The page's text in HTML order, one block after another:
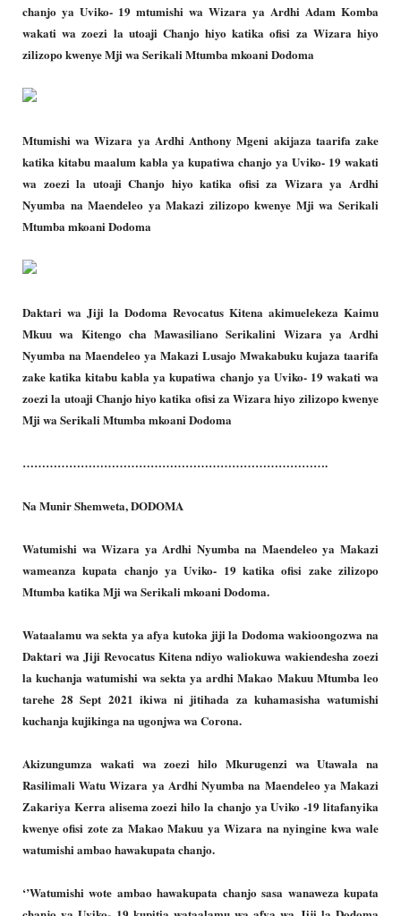
chanjo ya Uviko- 19 mtumishi wa Wizara ya Ardhi Adam Komba
wakati wa zoezi la utoaji Chanjo hiyo katika ofisi za Wizara hiyo
zilizopo kwenye Mji wa Serikali Mtumba mkoani Dodoma
Mtumishi wa Wizara ya Ardhi Anthony Mgeni akijaza taarifa zake
katika kitabu maalum kabla ya kupatiwa chanjo ya Uviko- 19 wakati
wa zoezi la utoaji Chanjo hiyo katika ofisi za Wizara ya Ardhi
Nyumba na Maendeleo ya Makazi zilizopo kwenye Mji wa Serikali
Mtumba mkoani Dodoma
Daktari wa Jiji la Dodoma Revocatus Kitena akimuelekeza Kaimu
Mkuu wa Kitengo cha Mawasiliano Serikalini Wizara ya Ardhi
Nyumba na Maendeleo ya Makazi Lusajo Mwakabuku kujaza taarifa
zake katika kitabu kabla ya kupatiwa chanjo ya Uviko- 19 wakati wa
zoezi la utoaji Chanjo hiyo katika ofisi za Wizara hiyo zilizopo kwenye
Mji wa Serikali Mtumba mkoani Dodoma
…………………………………………………………………….
Na Munir Shemweta, DODOMA
Watumishi wa Wizara ya Ardhi Nyumba na Maendeleo ya Makazi
wameanza kupata chanjo ya Uviko- 19 katika ofisi zake zilizopo
Mtumba katika Mji wa Serikali mkoani Dodoma.
Wataalamu wa sekta ya afya kutoka jiji la Dodoma wakioongozwa na
Daktari wa Jiji Revocatus Kitena ndiyo waliokuwa wakiendesha zoezi
la kuchanja watumishi wa sekta ya ardhi Makao Makuu Mtumba leo
tarehe 28 Sept 2021 ikiwa ni jitihada za kuhamasisha watumishi
kuchanja kujikinga na ugonjwa wa Corona.
Akizungumza wakati wa zoezi hilo Mkurugenzi wa Utawala na
Rasilimali Watu Wizara ya Ardhi Nyumba na Maendeleo ya Makazi
Zakariya Kerra alisema zoezi hilo la chanjo ya Uviko -19 litafanyika
kwenye ofisi zote za Makao Makuu ya Wizara na nyingine kwa wale
watumishi ambao hawakupata chanjo.
‘’Watumishi wote ambao hawakupata chanjo sasa wanaweza kupata